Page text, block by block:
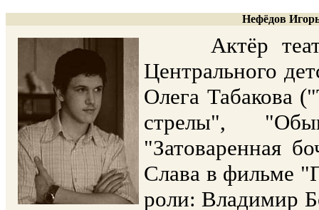
Нефёдов
Актёр
Центрального
Олега Табакова
стрелы",
"Затоваренная
Слава в фильме
роли: Владимир